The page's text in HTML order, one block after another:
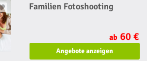
Familien Fotoshooting
ab 60 €
Angebote anzeigen